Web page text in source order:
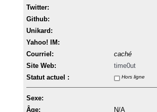
Twitter:
Github:
Unikard:
Yahoo! IM:
Courriel:
caché
Site Web:
time0ut
Statut actuel :
Hors ligne
Sexe:
Âge:
N/A